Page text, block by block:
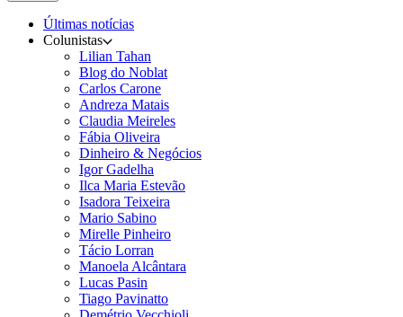
Últimas notícias
Colunistas
Lilian Tahan
Blog do Noblat
Carlos Carone
Andreza Matais
Claudia Meireles
Fábia Oliveira
Dinheiro & Negócios
Igor Gadelha
Ilca Maria Estevão
Isadora Teixeira
Mario Sabino
Mirelle Pinheiro
Tácio Lorran
Manoela Alcântara
Lucas Pasin
Tiago Pavinatto